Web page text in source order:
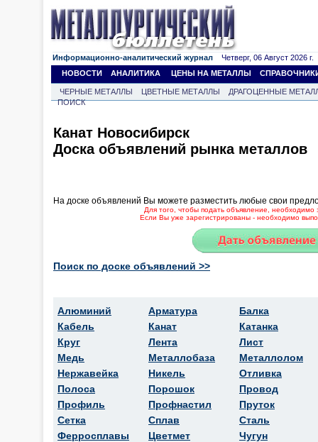
Информационно-аналитический журнал Четверг, 06 Август 2026 г.
НОВОСТИ
АНАЛИТИКА ЦЕНЫ НА МЕТАЛЛЫ
ЧЕРНЫЕ МЕТАЛЛЫ ЦВЕТНЫЕ МЕТАЛЛЫ
ДРАГОЦЕННЫЕ
ПОИСК
Канат Новосибирск
Доска объявлений рынка металлов
На доске объявлений Вы можете разместить любые свои
Для того, чтобы подать объявление, необходимо
Если Вы уже зарегистрированы - необходимо
Поиск по доске объявлений >>
Алюминий
Кабель
Круг
Медь
Нержавейка
Полоса
Профиль
Сетка
Ферросплавы
Арматура
Канат
Лента
Металлобаза
Никель
Порошок
Профнастил
Сплав
Цветмет
Балка
Катанка
Лист
Металлолом
Отливка
Провод
Пруток
Сталь
Чугун